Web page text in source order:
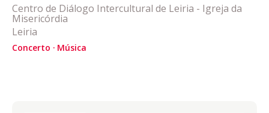
Política de Cookies
Acompanhe a Leiria Agenda
Centro de Diálogo Intercultural de Leiria - Igreja da
Misericórdia
Leiria
Concerto Música